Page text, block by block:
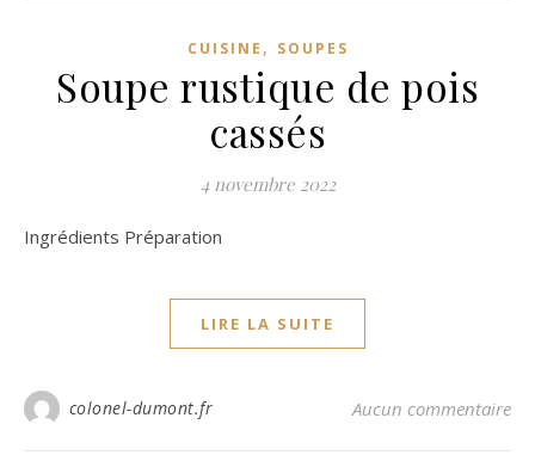
CUISINE , SOUPES
Soupe rustique de pois
cassés
4 novembre 2022
Ingrédients Préparation
LIRE LA SUITE
colonel-dumont.fr Aucun commentaire